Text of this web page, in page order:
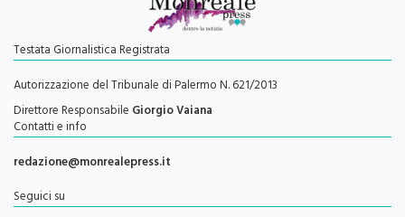
Testata Giornalistica Registrata
Autorizzazione del Tribunale di Palermo N. 621/2013
Direttore Responsabile Giorgio Vaiana
Contatti e info
redazione@monrealepress.it
Seguici su